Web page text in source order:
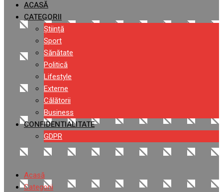
ACASĂ
CATEGORII
Știință
Sport
Sănătate
Politică
Lifestyle
Externe
Călătorii
Business
CONFIDENTIALITATE
GDPR
Acasă
Categorii